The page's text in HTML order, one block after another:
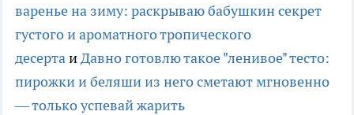
варенье на зиму: раскрываю бабушкин секрет
густого и ароматного тропического
десертаиДавно готовлю такое "ленивое" тесто:
пирожки и беляши из него сметают мгновенно
— только успевай жарить